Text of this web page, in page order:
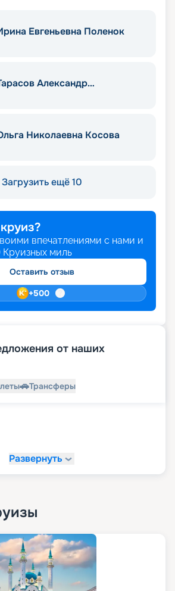
Евгеньевна Поленок
Александр
Николаевна Косова
Загрузить ещё 10
впечатлениями с нами и
Круизных миль
Оставить отзыв
+500
от наших
🚗Трансферы
Развернуть